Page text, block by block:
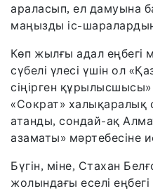
араласып, ел дамуына
маңызды іс-
Көп жылғы адал еңбегі
сүбелі үлесі үшін ол
сіңірген
«Сократ»
атанды, сондай-ақ
азаматы» мәртебесіне
Бүгін, міне, Стахан
жолындағы еселі